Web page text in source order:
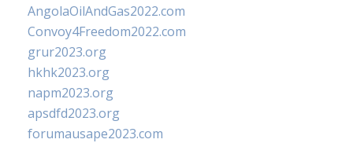
AngolaOilAndGas2022.com
Convoy4Freedom2022.com
grur2023.org
hkhk2023.org
napm2023.org
apsdfd2023.org
forumausape2023.com